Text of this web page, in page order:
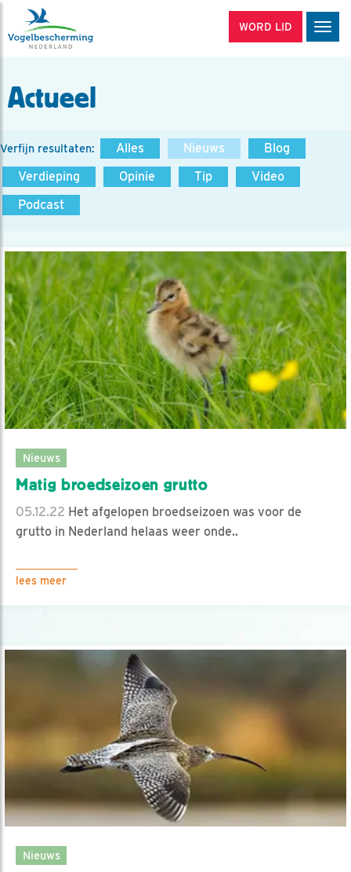
WORD LID
Actueel
Verfijn resultaten: Alles Nieuws
Blog
Verdieping
Opinie Tip
Video
Podcast
Nieuws
Matig broedseizoen grutto
05.12.22 Het afgelopen broedseizoen was voor de
grutto in Nederland helaas weer onde..
lees meer
Nieuws